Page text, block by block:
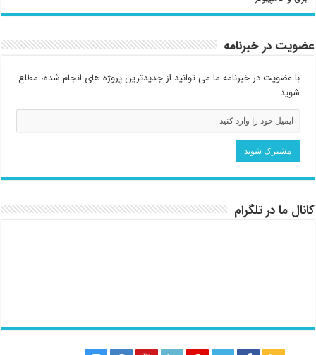
عضویت در خبرنامه
با عضویت در خبرنامه ما می توانید از جدیدترین پروژه های انجام شده، مطلع
شوید
کانال ما در تلگرام